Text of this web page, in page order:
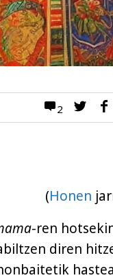
2
(Honen
-ren
diren